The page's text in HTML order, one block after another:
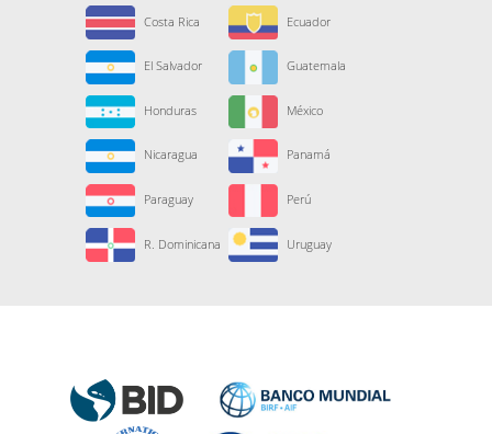
Costa Rica Ecuador
El Salvador Guatemala
Honduras México
Nicaragua Panamá
Paraguay Perú
R. Dominicana Uruguay